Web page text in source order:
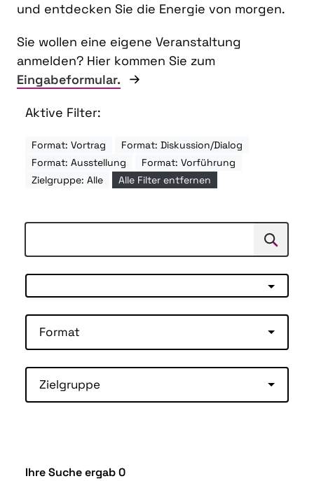
und entdecken Sie die Energie von morgen.
Sie wollen eine eigene Veranstaltung
anmelden? Hier kommen Sie zum
Eingabeformular.
Aktive Filter:
Format: Vortrag
Format: Diskussion/Dialog
Format: Ausstellung
Format: Vorführung
Zielgruppe: Alle
Alle Filter entfernen
Suchen
Format
Zielgruppe
Ihre Suche ergab 0